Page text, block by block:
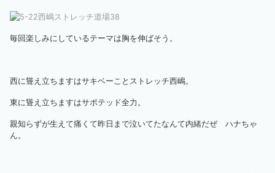
毎回楽しみにしているテーマは胸を伸ばそう。
西に聳え立ちますはサキベーことストレッチ西嶋。
東に聳え立ちますはサポテッド全力。
親知らずが生えて痛くて昨日まで泣いてたなんて内緒だぜ ハナちゃ
ん。